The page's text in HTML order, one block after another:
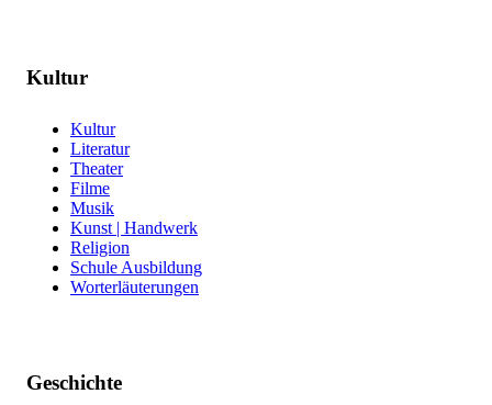
Kultur
Kultur
Literatur
Theater
Filme
Musik
Kunst | Handwerk
Religion
Schule Ausbildung
Worterläuterungen
Geschichte